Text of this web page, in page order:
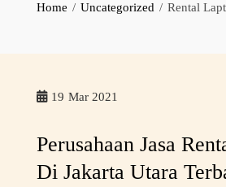
Home Uncategorized Rental
19 Mar 2021
Perusahaan Jasa
Di Jakarta Utara